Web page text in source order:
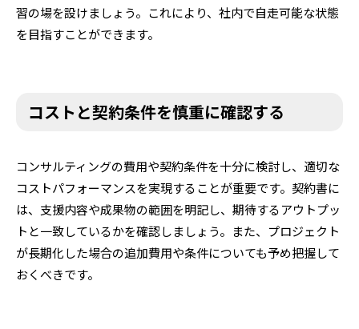
習の場を設けましょう。これにより、社内で自走可能な状態
を目指すことができます。
コストと契約条件を慎重に確認する
コンサルティングの費用や契約条件を十分に検討し、適切な
コストパフォーマンスを実現することが重要です。契約書に
は、支援内容や成果物の範囲を明記し、期待するアウトプッ
トと一致しているかを確認しましょう。また、プロジェクト
が長期化した場合の追加費用や条件についても予め把握して
おくべきです。